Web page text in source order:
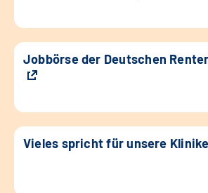
Jobbörse der Deutschen
Vieles spricht für unsere